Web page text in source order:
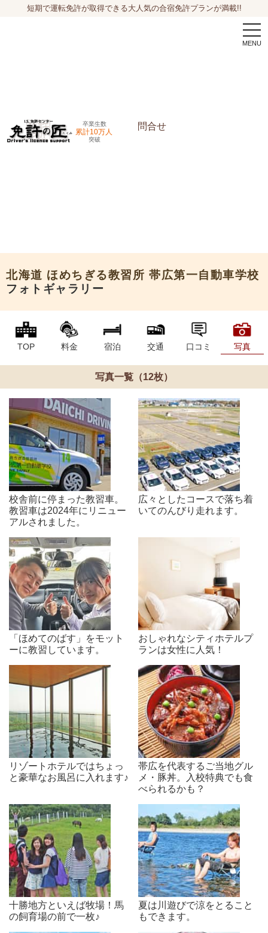
短期で運転免許が取得できる大人気の合宿免許プランが満載!!
卒業生数
累計10万人
突破
問合せ
北海道 ほめちぎる教習所 帯広第一自動車学校
フォトギャラリー
TOP 料金 宿泊 交通 口コミ 写真
写真一覧（12枚）
校舎前に停まった教習車。
教習車は2024年にリニュー
アルされました。
広々としたコースで落ち着
いてのんびり走れます。
「ほめてのばす」をモット
ーに教習しています。
おしゃれなシティホテルプ
ランは女性に人気！
リゾートホテルではちょっ
と豪華なお風呂に入れます♪
帯広を代表するご当地グル
メ・豚丼。入校特典でも食
べられるかも？
十勝地方といえば牧場！馬
の飼育場の前で一枚♪
夏は川遊びで涼をとること
もできます。